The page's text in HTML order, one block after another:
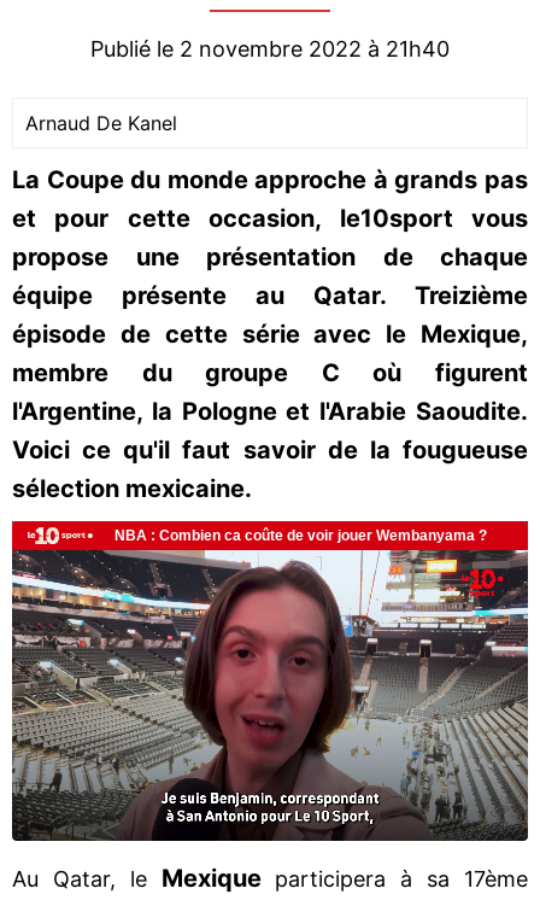
Publié le 2 novembre 2022 à 21h40
Arnaud De Kanel
La Coupe du monde approche à grands pas
et pour cette occasion, le10sport vous
propose une présentation de chaque
équipe présente au Qatar. Treizième
épisode de cette série avec le Mexique,
membre du groupe C où figurent
l'Argentine, la Pologne et l'Arabie Saoudite.
Voici ce qu'il faut savoir de la fougueuse
sélection mexicaine.
Au Qatar, le Mexiqueparticipera à sa 17ème